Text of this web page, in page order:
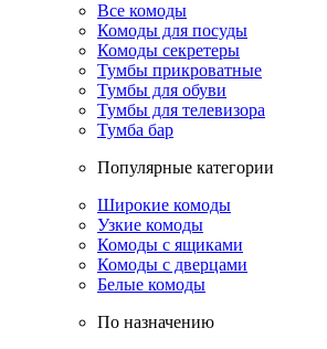
Все комоды
Комоды для посуды
Комоды секретеры
Тумбы прикроватные
Тумбы для обуви
Тумбы для телевизора
Тумба бар
Популярные категории
Широкие комоды
Узкие комоды
Комоды с ящиками
Комоды с дверцами
Белые комоды
По назначению